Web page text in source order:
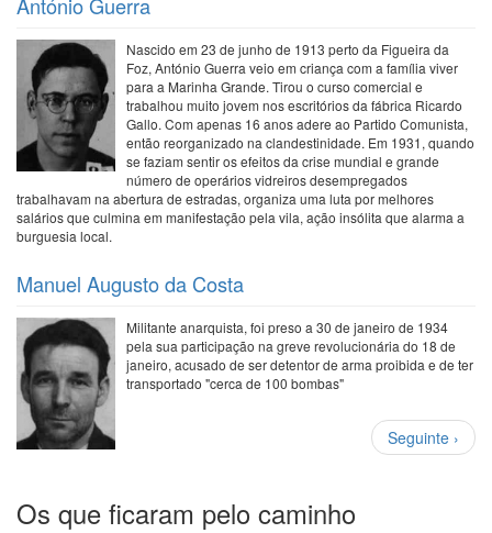
Nascido em 23 de junho de 1913 perto da Figueira da
Foz, António Guerra veio em criança com a família viver
para a Marinha Grande. Tirou o curso comercial e
trabalhou muito jovem nos escritórios da fábrica Ricardo
Gallo. Com apenas 16 anos adere ao Partido Comunista,
então reorganizado na clandestinidade. Em 1931, quando
se faziam sentir os efeitos da crise mundial e grande
número de operários vidreiros desempregados
trabalhavam na abertura de estradas, organiza uma luta por melhores
salários que culmina em manifestação pela vila, ação insólita que alarma a
burguesia local.
Manuel Augusto da Costa
Militante anarquista, foi preso a 30 de janeiro de 1934
pela sua participação na greve revolucionária do 18 de
janeiro, acusado de ser detentor de arma proibida e de ter
transportado "cerca de 100 bombas"
Paginação
Próxima
página
Seguinte ›
Os que ficaram pelo caminho